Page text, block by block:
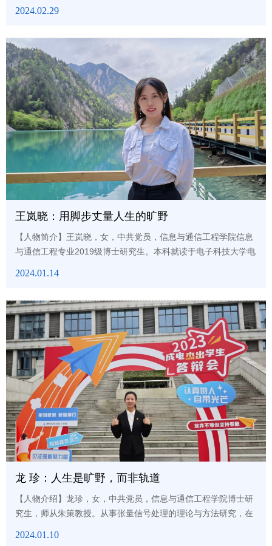
电，有这样一个团队：雷达探测与成像团队，他们立志助力祖国
雷达事业弯道超车。三年前，有这样一个班级，在班主任闵锐教
授...
2024.02.29
王岚晓：用脚步丈量人生的旷野
【人物简介】王岚晓，女，中共党员，信息与通信工程学院信息
与通信工程专业2019级博士研究生。本科就读于电子科技大学电
国家奖学金两次、四川省优秀毕业生、四川省大学生综合素质A
级证书、校研究生学术新秀、校见义勇为先进个人、“荣耀信
通”年度...
2024.01.14
龙 珍：人生是旷野，而非轨道
【人物介绍】龙珍，女，中共党员，信息与通信工程学院博士研
究生，师从朱策教授。从事张量信号处理的理论与方法研究，在
2024.01.10